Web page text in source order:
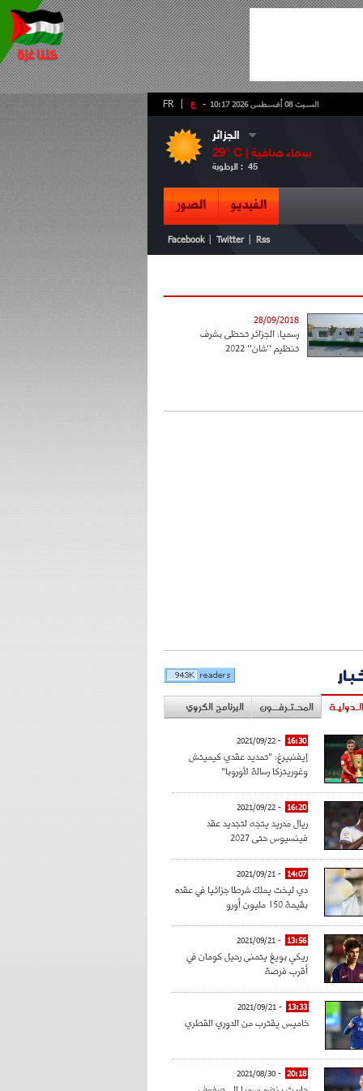
- ع FR السبت 08 أغسطس 2026 10:17
الجزائر
29° C | سماء صافية
الرطوبة : 45
الفيديو الصور
Facebook Twitter Rss
28/09/2018
رسميا: الجزائر تحظى بشرف
تنظيم ''شان'' 2022
المحـتـرفــون البرنامج الكروي
16:30
- 2021/09/22
إيفنبيرغ: "تمديد عقدي كيميتش
وغوريتزكا رسالة لأوروبا"
16:20
- 2021/09/22
ريال مدريد يتجه لتجديد عقد
فينسيوس حتى 2027
14:07
- 2021/09/21
دي ليخت يملك شرطا جزائيا في عقده
بقيمة 150 مليون أورو
13:56
- 2021/09/21
ريكي بويغ يتمنى رحيل كومان في
أقرب فرصة
13:33
- 2021/09/21
خاميس يقترب من الدوري القطري
20:18
- 2021/08/30